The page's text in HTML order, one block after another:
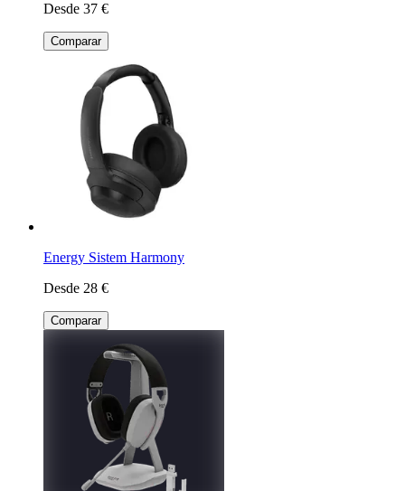
Desde 37 €
Comparar
Energy Sistem Harmony
Desde 28 €
Comparar